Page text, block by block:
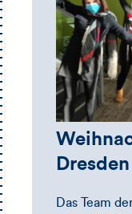
Dresden
Das Team